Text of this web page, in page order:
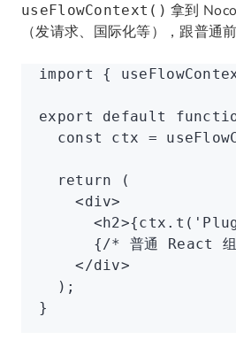
useFlowContext() 拿到
（发请求、国际化等），跟普通
import {
export default
  const
ctx =
  return
(
    <
div>
      <
h2>{ctx .t (
      {
/* 普通 React 组
    </
div>
  );
}